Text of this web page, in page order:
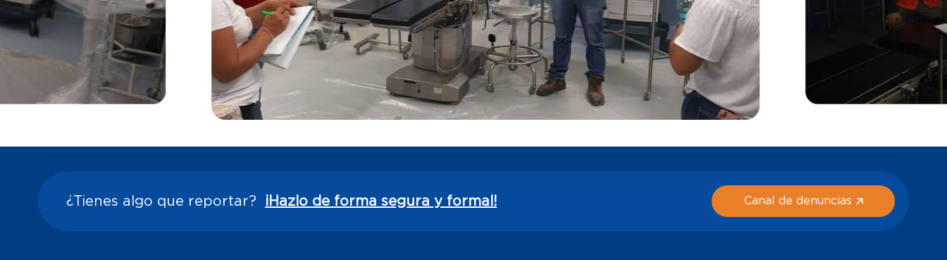
¿Tienes algo que reportar? ¡Hazlo de forma segura y formal! Canal de denuncias